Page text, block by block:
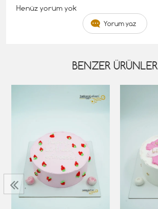
Henüz yorum yok
Yorum yaz
BENZER ÜRÜNLER
‹